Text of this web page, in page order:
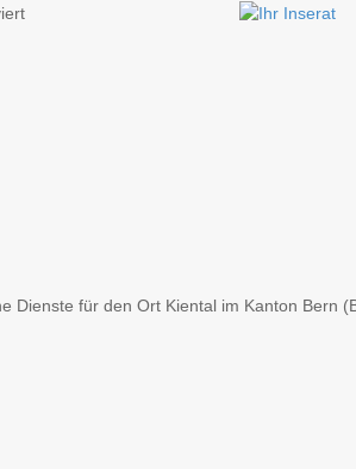
Dienste für den Ort Kiental im Kanton Bern